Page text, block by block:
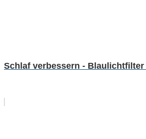
Schlaf verbessern - Blaulichtfilter